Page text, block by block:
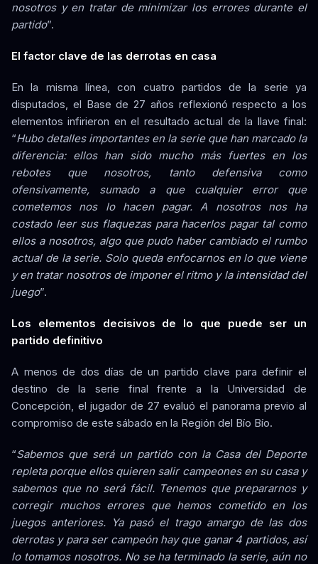
nosotros y en tratar de minimizar los errores durante el
partido”.
El factor clave de las derrotas en casa
En la misma línea, con cuatro partidos de la serie ya
disputados, el Base de 27 años reflexionó respecto a los
elementos infirieron en el resultado actual de la llave final:
“Hubo detalles importantes en la serie que han marcado la
diferencia: ellos han sido mucho más fuertes en los
rebotes que nosotros, tanto defensiva como
ofensivamente, sumado a que cualquier error que
cometemos nos lo hacen pagar. A nosotros nos ha
costado leer sus flaquezas para hacerlos pagar tal como
ellos a nosotros, algo que pudo haber cambiado el rumbo
actual de la serie. Solo queda enfocarnos en lo que viene
y en tratar nosotros de imponer el ritmo y la intensidad del
juego”.
Los elementos decisivos de lo que puede ser un
partido definitivo
A menos de dos días de un partido clave para definir el
destino de la serie final frente a la Universidad de
Concepción, el jugador de 27 evaluó el panorama previo al
compromiso de este sábado en la Región del Bío Bío.
“Sabemos que será un partido con la Casa del Deporte
repleta porque ellos quieren salir campeones en su casa y
sabemos que no será fácil. Tenemos que prepararnos y
corregir muchos errores que hemos cometido en los
juegos anteriores. Ya pasó el trago amargo de las dos
derrotas y para ser campeón hay que ganar 4 partidos, así
lo tomamos nosotros. No se ha terminado la serie, aún no